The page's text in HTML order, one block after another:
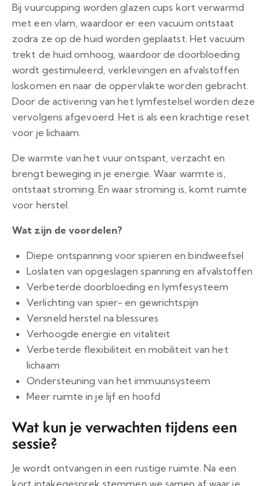
Bij vuurcupping worden glazen cups kort verwarmd
met een vlam, waardoor er een vacuüm ontstaat
zodra ze op de huid worden geplaatst. Het vacuüm
trekt de huid omhoog, waardoor de doorbloeding
wordt gestimuleerd, verklevingen en afvalstoffen
loskomen en naar de oppervlakte worden gebracht.
Door de activering van het lymfestelsel worden deze
vervolgens afgevoerd. Het is als een krachtige reset
voor je lichaam.
De warmte van het vuur ontspant, verzacht en
brengt beweging in je energie. Waar warmte is,
ontstaat stroming. En waar stroming is, komt ruimte
voor herstel.
Wat zijn de voordelen?
Diepe ontspanning voor spieren en bindweefsel
Loslaten van opgeslagen spanning en afvalstoffen
Verbeterde doorbloeding en lymfesysteem
Verlichting van spier- en gewrichtspijn
Versneld herstel na blessures
Verhoogde energie en vitaliteit
Verbeterde flexibiliteit en mobiliteit van het
lichaam
Ondersteuning van het immuunsysteem
Meer ruimte in je lijf en hoofd
Wat kun je verwachten tijdens een
sessie?
Je wordt ontvangen in een rustige ruimte. Na een
kort intakegesprek stemmen we samen af waar je